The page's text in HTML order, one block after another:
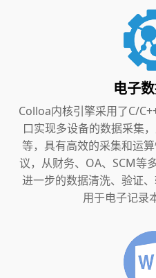
电子
Colloa内核引擎采用了C/
口实现多设备的数据采集
等，具有高效的采集和运
议，从财务、OA、SCM等
进一步的数据清洗、验证
用于电子记录